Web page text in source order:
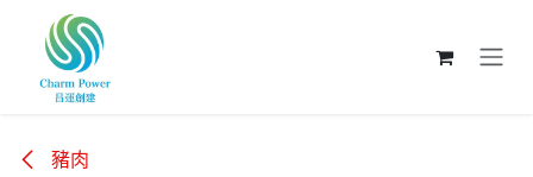
跳至內容
豬肉